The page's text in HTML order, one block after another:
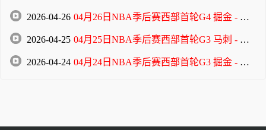
2026-04-26 04月26日NBA季后赛西部首轮G4 掘金 - 森林狼 全场录像
2026-04-25 04月25日NBA季后赛西部首轮G3 马刺 - 开拓者 全场录像
2026-04-24 04月24日NBA季后赛西部首轮G3 掘金 - 森林狼 全场录像